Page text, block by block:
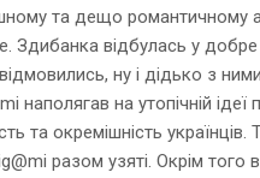
та дещо романтичному
Здибанка відбулась у
ну і дідько з
на утопічній
та окремішність
разом узяті. Окрім